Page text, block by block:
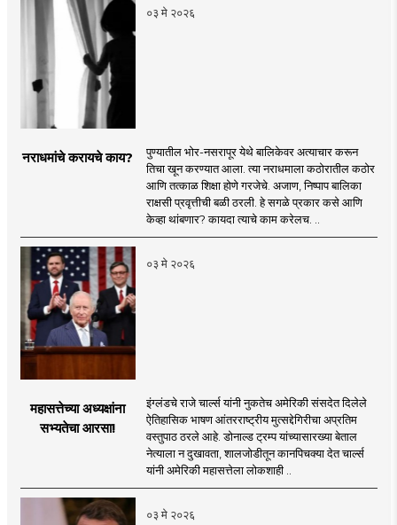
०३ मे २०२६
नराधमांचे करायचे काय?
पुण्यातील भोर-नसरापूर येथे बालिकेवर अत्याचार करून
तिचा खून करण्यात आला. त्या नराधमाला कठोरातील कठोर
आणि तत्काळ शिक्षा होणे गरजेचे. अजाण, निष्पाप बालिका
राक्षसी प्रवृत्तीची बळी ठरली. हे सगळे प्रकार कसे आणि
केव्हा थांबणार? कायदा त्याचे काम करेलच. ..
०३ मे २०२६
महासत्तेच्या अध्यक्षांना
सभ्यतेचा आरसा!
इंग्लंडचे राजे चार्ल्स यांनी नुकतेच अमेरिकी संसदेत दिलेले
ऐतिहासिक भाषण आंतरराष्ट्रीय मुत्सद्देगिरीचा अप्रतिम
वस्तुपाठ ठरले आहे. डोनाल्ड ट्रम्प यांच्यासारख्या बेताल
नेत्याला न दुखावता, शालजोडीतून कानपिचक्या देत चार्ल्स
यांनी अमेरिकी महासत्तेला लोकशाही ..
०३ मे २०२६